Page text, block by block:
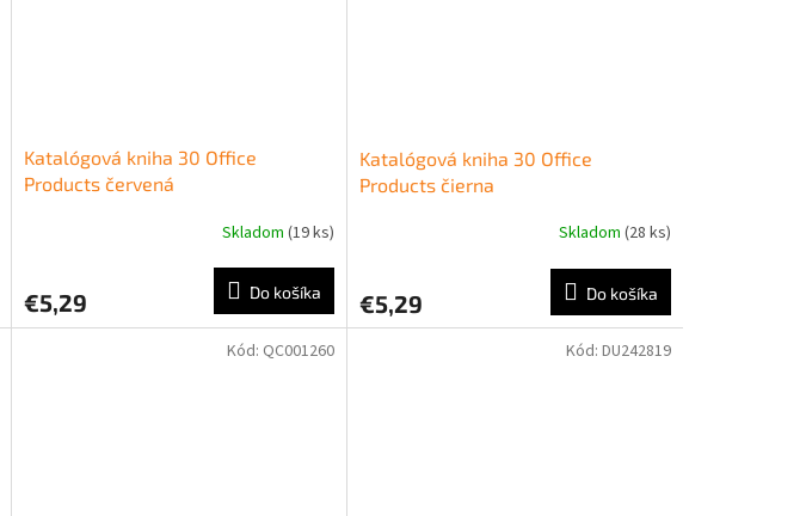
Katalógová kniha 30 Office
Products červená
Skladom (19 ks)
€5,29 Do košíka
Katalógová kniha 30 Office
Products čierna
Skladom (28 ks)
€5,29 Do košíka
Kód: QC001260 Kód: DU242819